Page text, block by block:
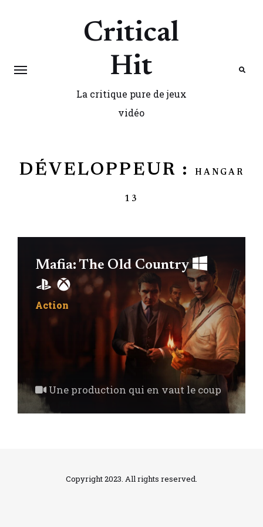
Critical
Hit
La critique pure de jeux
vidéo
DÉVELOPPEUR : HANGAR
13
Mafia: The Old Country
Action
Une production qui en vaut le coup
Copyright 2023. All rights reserved.